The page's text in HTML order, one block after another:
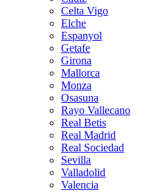
Celta Vigo
Elche
Espanyol
Getafe
Girona
Mallorca
Monza
Osasuna
Rayo Vallecano
Real Betis
Real Madrid
Real Sociedad
Sevilla
Valladolid
Valencia